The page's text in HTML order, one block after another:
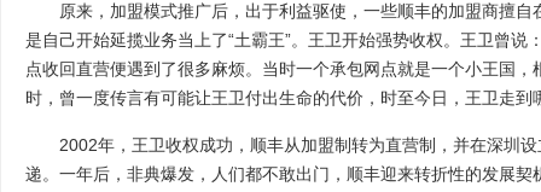
原来，加盟模式推广后，出于利益驱使，一些顺丰的加盟商擅自
是自己开始延揽业务当上了“土霸王”。王卫开始强势收权。王卫曾说
点收回直营便遇到了很多麻烦。当时一个承包网点就是一个小王国，
时，曾一度传言有可能让王卫付出生命的代价，时至今日，王卫走
2002年，王卫收权成功，顺丰从加盟制转为直营制，并在深圳设
递。一年后，非典爆发，人们都不敢出门，顺丰迎来转折性的发展